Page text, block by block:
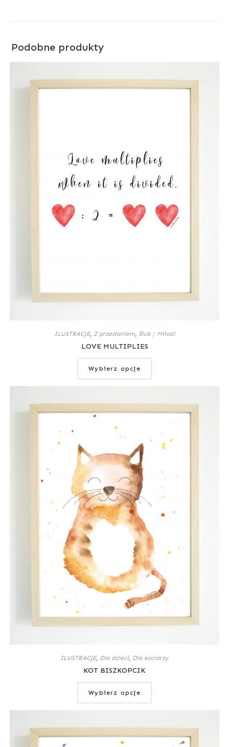
Podobne produkty
ILUSTRACJE, Z przesłaniem, Ślub / Miłość
LOVE MULTIPLIES
Wybierz opcje
ILUSTRACJE, Dla dzieci, Dla kociarzy
KOT BISZKOPCIK
Wybierz opcje